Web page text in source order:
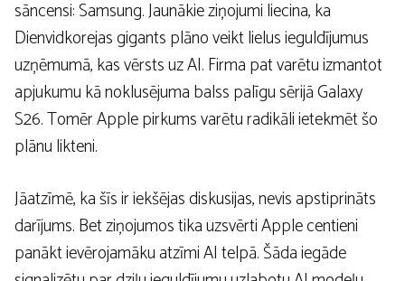
sāncensi: Samsung. Jaunākie ziņojumi liecina, ka
Dienvidkorejas gigants plāno veikt lielus ieguldījumus
uzņēmumā, kas vērsts uz AI. Firma pat varētu izmantot
apjukumu kā noklusējuma balss palīgu sērijā Galaxy
S26. Tomēr Apple pirkums varētu radikāli ietekmēt šo
plānu likteni.
Jāatzīmē, ka šīs ir iekšējas diskusijas, nevis apstiprināts
darījums. Bet ziņojumos tika uzsvērti Apple centieni
panākt ievērojamāku atzīmi AI telpā. Šāda iegāde